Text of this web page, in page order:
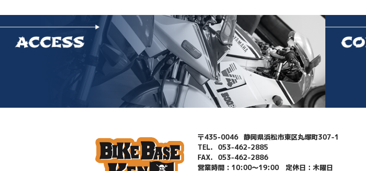
〒435-0046 静岡県浜松市東区丸塚町307-1
TEL.
053-462-2885
FAX. 053-462-2886
営業時間 : 10:00～19:00 定休日 : 木曜日